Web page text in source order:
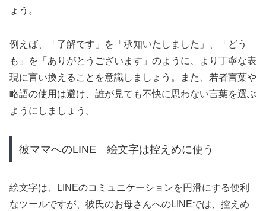
ょう。
例えば、「了解です」を「承知いたしました」、「どう
も」を「ありがとうございます」のように、より丁寧な表
現に言い換えることを意識しましょう。また、若者言葉や
略語の使用は避け、誰が見ても不快に思わない言葉を選ぶ
ようにしましょう。
彼ママへのLINE 絵文字は控えめに使う
絵文字は、LINEのコミュニケーションを円滑にする便利
なツールですが、彼氏のお母さんへのLINEでは、控えめ